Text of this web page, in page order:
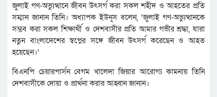
জুলাই গণ-অভ্যুত্থানে জীবন উৎসর্গ করা সকল শহীদ ও আহতের প্রতি
সম্মান জানান তিনি। অধ্যাপক ইউনূস বলেন, ‘জুলাই গণ-অভ্যুত্থানকে
সম্ভব করা সকল শিক্ষার্থী ও দেশবাসীর প্রতি আমার গভীর শ্রদ্ধা, যারা
নতুন বাংলাদেশের স্বপ্নের সঙ্গে জীবন উৎসর্গ করেছেন ও আহত
হয়েছেন।’
বিএনপি চেয়ারপার্সন বেগম খালেদা জিয়ার আরোগ্য কামনায় তিনি
দেশবাসীকে দোয়া ও প্রার্থনা করার আহ্বান জানান।